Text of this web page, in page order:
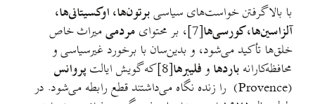
با بالا گرفتن خواست‌های سیاسیبرتون‌ها، اوکسیتانی‌ها،
آلزاسین‌ها، کورسی‌ها[7]، بر محتوای مردمیمیراث خاص
خلق‌ها تأکید می‌شود، و بدین‌سان با برخورد غیرسیاسی و
محافظه‌کارانه باردها و فلیبر‌ها[8] که گویش ایالت
پروانس
(Provence) را زنده نگاه می‌داشتند قطع رابطه می‌شود. در